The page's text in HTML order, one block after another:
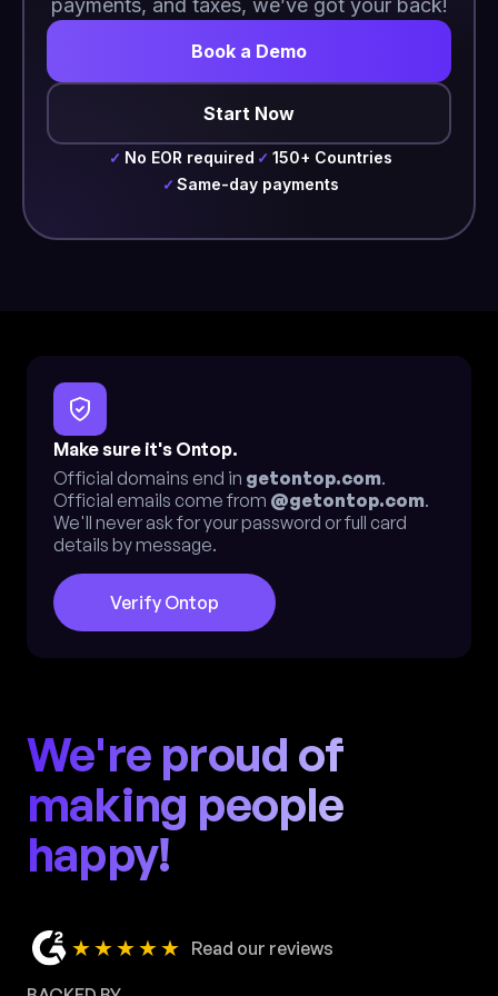
payments, and taxes, we’ve got your back!
Book a Demo
Start Now
✓ No EOR required ✓ 150+ Countries
✓ Same-day payments
Make sure it's Ontop.
Official domains end in getontop.com.
Official emails come from @getontop.com.
We'll never ask for your password or full card
details by message.
Verify Ontop
We're proud of
making people
happy!
★★★★★ Read our reviews